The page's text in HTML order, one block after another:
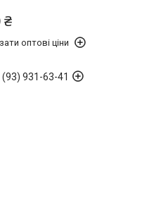
₴
оптові ціни
(93) 931-63-41